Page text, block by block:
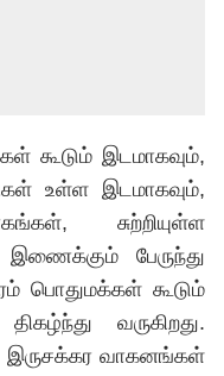
கூடும் இடமாகவும்,
உள்ள இடமாகவும்,
சுற்றியுள்ள
இணைக்கும் பேருந்து
பொதுமக்கள் கூடும்
வருகிறது.
இருசக்கர வாகனங்கள்